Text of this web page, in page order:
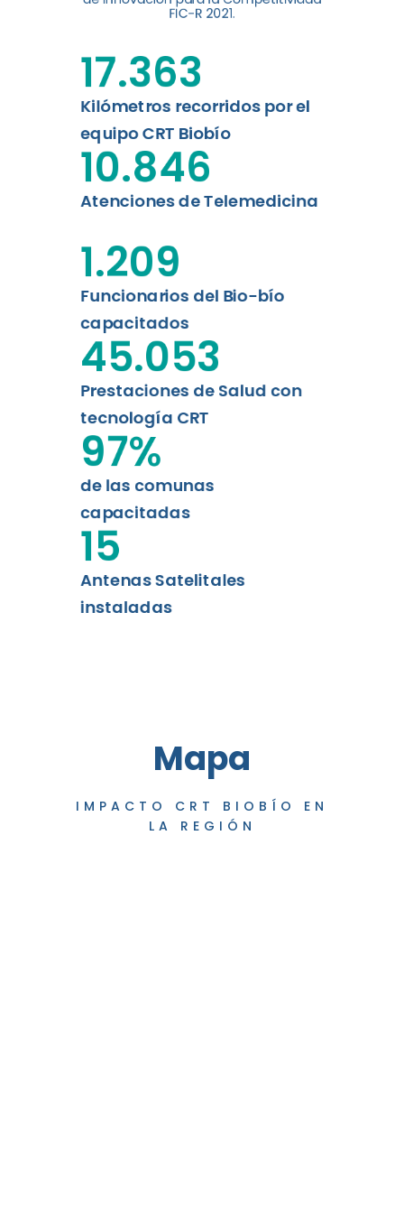
digital a los habitantes...
Leer más
FIC-R 2021.
Kilómetros recorridos por el
equipo CRT Biobío
17.363
Atenciones de Telemedicina
10.846
Funcionarios del Bio-bío
capacitados
1.209
Prestaciones de Salud con
tecnología CRT
45.053
de las comunas
capacitadas
97%
Antenas Satelitales
instaladas
15
Mapa
IMPACTO CRT BIOBÍO EN
LA REGIÓN